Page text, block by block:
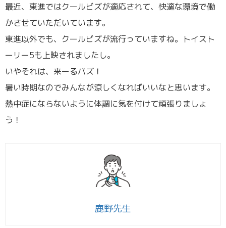
最近、東進ではクールビズが適応されて、快適な環境で働
かさせていただいています。
東進以外でも、クールビズが流行っていますね。トイスト
ーリー5も上映されましたし。
いやそれは、来ーるバズ！
暑い時期なのでみんなが涼しくなればいいなと思います。
熱中症にならないように体調に気を付けて頑張りましょ
う！
鹿野先生